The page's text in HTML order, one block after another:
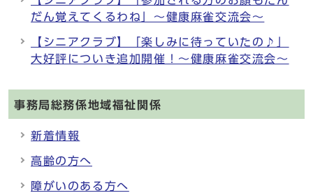
だん覚えてくるわね」～健康麻雀交流会～
【シニアクラブ】「楽しみに待っていたの♪」
大好評についき追加開催！～健康麻雀交流会～
事務局総務係地域福祉関係
新着情報
高齢の方へ
障がいのある方へ